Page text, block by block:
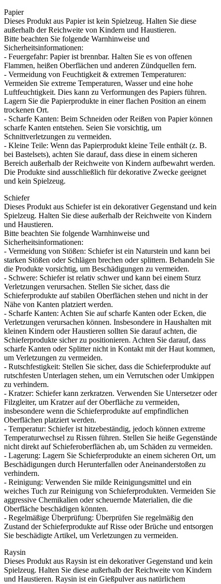
Papier
Dieses Produkt aus Papier ist kein Spielzeug. Halten Sie diese
außerhalb der Reichweite von Kindern und Haustieren.
Bitte beachten Sie folgende Warnhinweise und
Sicherheitsinformationen:
- Feuergefahr: Papier ist brennbar. Halten Sie es von offenen
Flammen, heißen Oberflächen und anderen Zündquellen fern.
- Vermeidung von Feuchtigkeit & extremen Temperaturen:
Vermeiden Sie extreme Temperaturen, Wasser und eine hohe
Luftfeuchtigkeit. Dies kann zu Verformungen des Papiers führen.
Lagern Sie die Papierprodukte in einer flachen Position an einem
trockenen Ort.
- Scharfe Kanten: Beim Schneiden oder Reißen von Papier können
scharfe Kanten entstehen. Seien Sie vorsichtig, um
Schnittverletzungen zu vermeiden.
- Kleine Teile: Wenn das Papierprodukt kleine Teile enthält (z. B.
bei Bastelsets), achten Sie darauf, dass diese in einem sicheren
Bereich außerhalb der Reichweite von Kindern aufbewahrt werden.
Die Produkte sind ausschließlich für dekorative Zwecke geeignet
und kein Spielzeug.
Schiefer
Dieses Produkt aus Schiefer ist ein dekorativer Gegenstand und kein
Spielzeug. Halten Sie diese außerhalb der Reichweite von Kindern
und Haustieren.
Bitte beachten Sie folgende Warnhinweise und
Sicherheitsinformationen:
- Vermeidung von Stößen: Schiefer ist ein Naturstein und kann bei
starken Stößen oder Schlägen brechen oder splittern. Behandeln Sie
die Produkte vorsichtig, um Beschädigungen zu vermeiden.
- Schwere: Schiefer ist relativ schwer und kann bei einem Sturz
Verletzungen verursachen. Stellen Sie sicher, dass die
Schieferprodukte auf stabilen Oberflächen stehen und nicht in der
Nähe von Kanten platziert werden.
- Scharfe Kanten: Achten Sie auf scharfe Kanten oder Ecken, die
Verletzungen verursachen können. Insbesondere in Haushalten mit
kleinen Kindern oder Haustieren sollten Sie darauf achten, die
Schieferprodukte sicher zu positionieren. Achten Sie darauf, dass
scharfe Kanten oder Splitter nicht in Kontakt mit der Haut kommen,
um Verletzungen zu vermeiden.
- Rutschfestigkeit: Stellen Sie sicher, dass die Schieferprodukte auf
rutschfesten Unterlagen stehen, um ein Verrutschen oder Umkippen
zu verhindern.
- Kratzer: Schiefer kann zerkratzen. Verwenden Sie Untersetzer oder
Filzgleiter, um Kratzer auf der Oberfläche zu vermeiden,
insbesondere wenn die Schieferprodukte auf empfindlichen
Oberflächen platziert werden.
- Temperatur: Schiefer ist hitzebeständig, jedoch können extreme
Temperaturwechsel zu Rissen führen. Stellen Sie heiße Gegenstände
nicht direkt auf Schieferoberflächen ab, um Schäden zu vermeiden.
- Lagerung: Lagern Sie Schieferprodukte an einem sicheren Ort, um
Beschädigungen durch Herunterfallen oder Aneinanderstoßen zu
verhindern.
- Reinigung: Verwenden Sie milde Reinigungsmittel und ein
weiches Tuch zur Reinigung von Schieferprodukten. Vermeiden Sie
aggressive Chemikalien oder scheuernde Materialien, die die
Oberfläche beschädigen könnten.
- Regelmäßige Überprüfung: Überprüfen Sie regelmäßig den
Zustand der Schieferprodukte auf Risse oder Brüche und entsorgen
Sie beschädigte Artikel, um Verletzungen zu vermeiden.
Raysin
Dieses Produkt aus Raysin ist ein dekorativer Gegenstand und kein
Spielzeug. Halten Sie diese außerhalb der Reichweite von Kindern
und Haustieren. Raysin ist ein Gießpulver aus natürlichem